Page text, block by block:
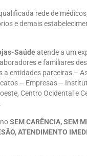
rede de
e demais
Saúdeatende a um
e familiares
a entidades parceiras –
– Empresas –
Centro Ocidental e
SEM CARÊNCIA, SEM
ATENDIMENTO